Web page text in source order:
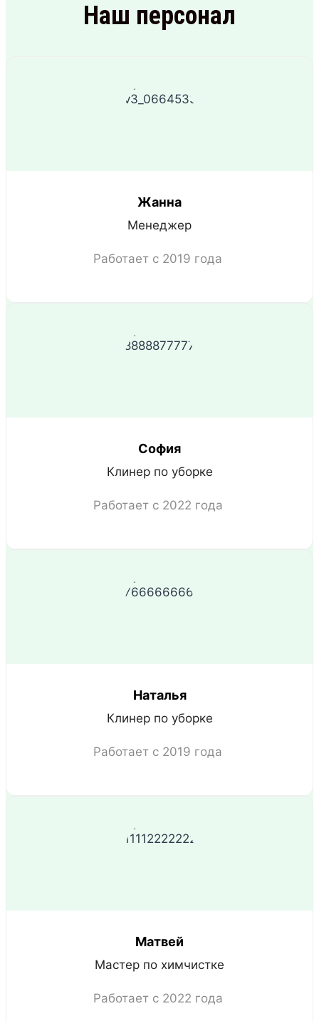
Наш персонал
Жанна
Менеджер
Работает с 2019 года
София
Клинер по уборке
Работает с 2022 года
Наталья
Клинер по уборке
Работает с 2019 года
Матвей
Мастер по химчистке
Работает с 2022 года